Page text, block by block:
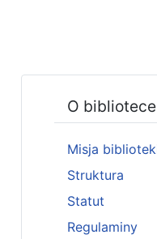
O bibliotece
Misja
Struktura
Statut
Regulaminy